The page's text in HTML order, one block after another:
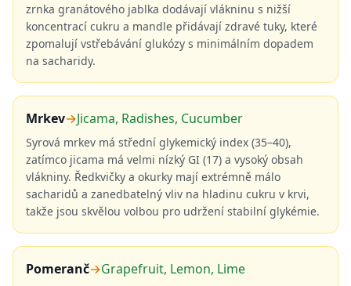
zrnka granátového jablka dodávají vlákninu s nižší
koncentrací cukru a mandle přidávají zdravé tuky, které
zpomalují vstřebávání glukózy s minimálním dopadem
na sacharidy.
Mrkev→Jicama, Radishes, Cucumber
Syrová mrkev má střední glykemický index (35–40),
zatímco jicama má velmi nízký GI (17) a vysoký obsah
vlákniny. Ředkvičky a okurky mají extrémně málo
sacharidů a zanedbatelný vliv na hladinu cukru v krvi,
takže jsou skvělou volbou pro udržení stabilní glykémie.
Pomeranč→Grapefruit, Lemon, Lime